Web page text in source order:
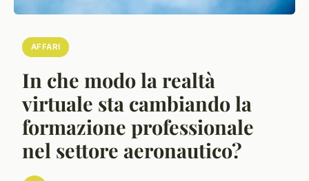
AFFARI
In che modo la realtà
virtuale sta cambiando la
formazione professionale
nel settore aeronautico?